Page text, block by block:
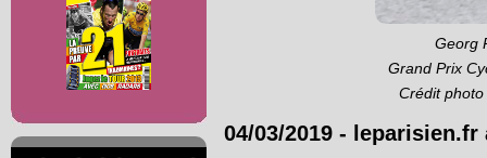
Georg
Grand Prix
Crédit
04/03/2019 - leparisien.fr